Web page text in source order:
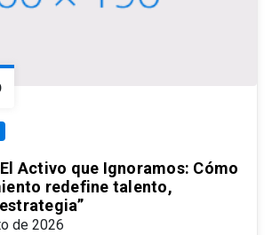
Activo que Ignoramos: Cómo
redefine talento,
de 2026